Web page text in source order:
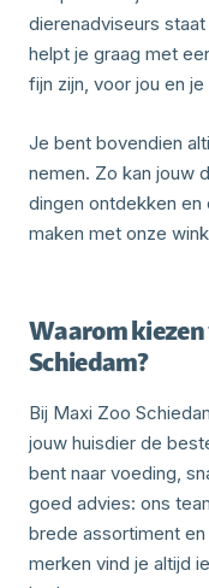
dierenadviseurs
helpt je graag met
fijn zijn, voor jou en je
Je bent bovendien
nemen. Zo kan jouw
dingen ontdekken en
maken met onze
Waarom
Schiedam?
Bij Maxi Zoo
jouw huisdier de
bent naar voeding,
goed advies: ons
brede assortiment
merken vind je altijd